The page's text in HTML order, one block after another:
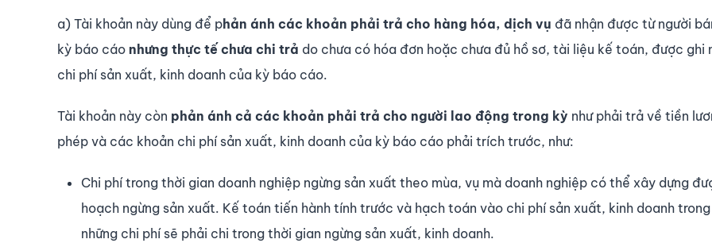
a) Tài khoản này dùng để phản ánh các khoản phải trả cho hàng hóa, dịch vụ đã nhận được từ người
kỳ báo cáo nhưng thực tế chưa chi trả do chưa có hóa đơn hoặc chưa đủ hồ sơ, tài liệu kế toán, được ghi
chi phí sản xuất, kinh doanh của kỳ báo cáo.
Tài khoản này còn phản ánh cả các khoản phải trả cho người lao động trong kỳ như phải trả về tiền
phép và các khoản chi phí sản xuất, kinh doanh của kỳ báo cáo phải trích trước, như:
Chi phí trong thời gian doanh nghiệp ngừng sản xuất theo mùa, vụ mà doanh nghiệp có thể xây dựng
hoạch ngừng sản xuất. Kế toán tiến hành tính trước và hạch toán vào chi phí sản xuất, kinh doanh
những chi phí sẽ phải chi trong thời gian ngừng sản xuất, kinh doanh.